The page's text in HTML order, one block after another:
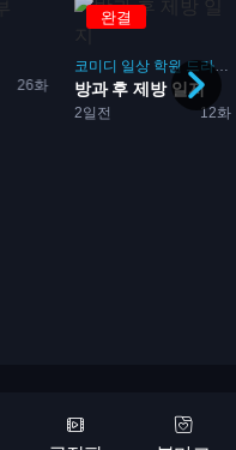
26화
완결
코미디 일상 학원 드라마
2일전 12화
방과 후 제방 일지
All Rights Reserved